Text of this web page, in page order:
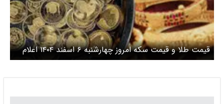
قیمت طلا و قیمت سکه امروز چهارشنبه ۶ اسفند ۱۴۰۴ اعلام
شد/ طلا صعودی شد، سکه دوباره به سقف رسید + جدول